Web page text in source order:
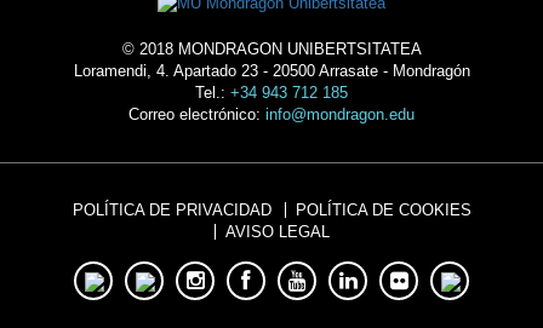
© 2018 MONDRAGON UNIBERTSITATEA
Loramendi, 4. Apartado 23 - 20500 Arrasate - Mondragón
Tel.: +34 943 712 185
Correo electrónico: info@mondragon.edu
POLÍTICA DE PRIVACIDAD
POLÍTICA DE COOKIES
AVISO LEGAL